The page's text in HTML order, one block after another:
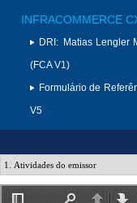
INFRACOMMERCE
DRI: Matias Lengler
(FCA V1)
Formulário de
V5